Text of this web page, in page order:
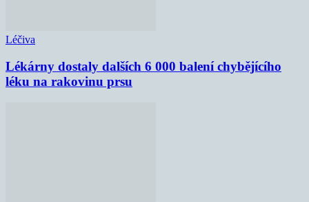
Léčiva
Lékárny dostaly dalších 6 000 balení chybějícího
léku na rakovinu prsu